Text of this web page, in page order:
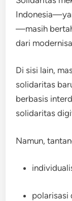
—masih
dari
Di sisi lain,
solidaritas
berbasis
solidaritas
Namun,
polarisasi